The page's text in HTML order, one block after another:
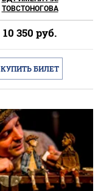
ТОВСТОНОГОВА
10 350 руб.
КУПИТЬ БИЛЕТ